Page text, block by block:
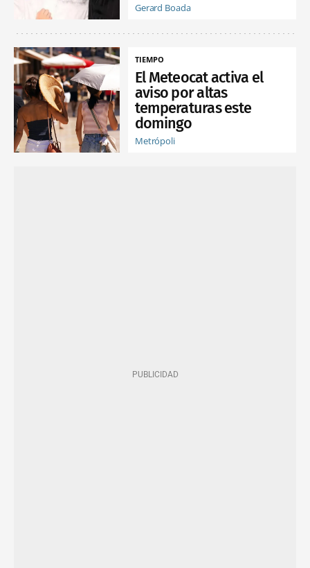
Gerard Boada
TIEMPO
El Meteocat activa el
aviso por altas
temperaturas este
domingo
Metrópoli